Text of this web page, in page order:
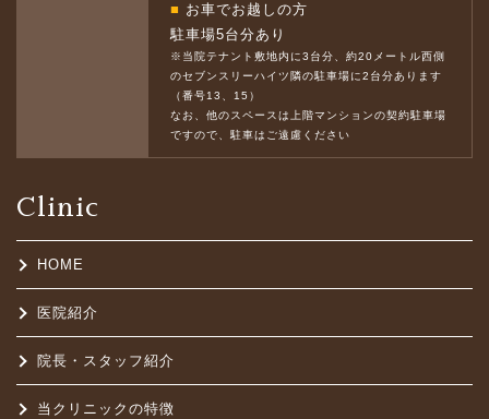
Clinic
HOME
医院紹介
院長・スタッフ紹介
当クリニックの特徴
■ お車でお越しの方
駐車場5台分あり
※当院テナント敷地内に3台分、約20メートル西側
のセブンスリーハイツ隣の駐車場に2台分あります
（番号13、15）
なお、他のスペースは上階マンションの契約駐車場
ですので、駐車はご遠慮ください